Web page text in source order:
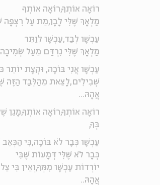
רוֹאָה אוֹתְךָ,רוֹאָה אוֹתְךָ
מַלְאָךְ שֶׁלִּי לָבָן,מֵת עַל רִצְפָּה
עַכְשָׁו לְבַד,עַכְשָׁו לְוַתֵּר
מַלְאָךְ שֶׁלִּי נִרְדַּם מֵעַל
עַכְשָׁו אֲנִי בּוֹכָה, וּקְצָת יוֹתֵר
שְׁבִילִים,לָצֵאת מֵהַלְּבַד הַזֶּה
אֲהָהּ...
רוֹאָה אוֹתְךָ,רוֹאָה אוֹתְךָ,מָגֵן
בְּךָ,
עַכְשָׁו כְּבָר לֹא בּוֹכָה,כִּי הַכְּאֵב
כְּבָר לֹא שֶׁלִּי דְּמָעוֹת שֶׁבִּי
יוֹרְדוֹת עַכְשָׁו מִמְּךָ,וְאֵין בִּי
אֲהָהּ..